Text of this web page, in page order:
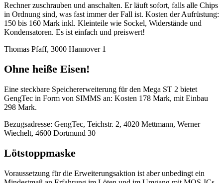
Rechner zuschrauben und anschalten. Er läuft sofort, falls alle Chips
in Ordnung sind, was fast immer der Fall ist. Kosten der Aufrüstung:
150 bis 160 Mark inkl. Kleinteile wie Sockel, Widerstände und
Kondensatoren. Es ist einfach und preiswert!
Thomas Pfaff, 3000 Hannover 1
Ohne heiße Eisen!
Eine steckbare Speichererweiterung für den Mega ST 2 bietet
GengTec in Form von SIMMS an: Kosten 178 Mark, mit Einbau
298 Mark.
Bezugsadresse: GengTec, Teichstr. 2, 4020 Mettmann, Werner
Wiechelt, 4600 Dortmund 30
Lötstoppmaske
Voraussetzung für die Erweiterungsaktion ist aber unbedingt ein